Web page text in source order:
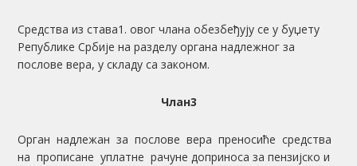
Средства из става1. овог члана обезбеђују се у буџету
Републике Србије на разделу органа надлежног за
послове вера, у складу са законом.
Члан3
Орган надлежан за послове вера преносиће средства
на прописане уплатне рачуне доприноса за пензијско и